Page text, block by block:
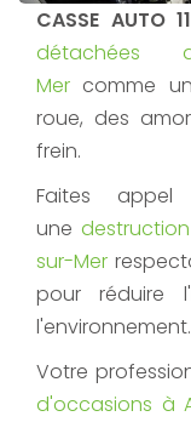
CASSE AUTO
détachées
Mer comme
roue, des
frein.
Faites
une
sur-Mer
pour réduire
l'environnement.
Votre
d'occasions à